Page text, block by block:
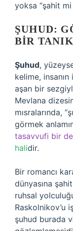
yoksa “şahit
ŞUHUD:
BIR
Şuhud,
kelime, insanın
aşan bir
Mevlana
mısralarında,
görmek
tasavvufi bir
halidir.
Bir romancı
dünyasına
ruhsal
Raskolnikov’u
şuhud burada